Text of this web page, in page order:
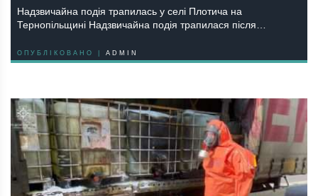
Надзвичайна подія трапилась у селі Плотича на
Тернопільщині Надзвичайна подія трапилася після…
ОПУБЛІКОВАНО | ADMIN